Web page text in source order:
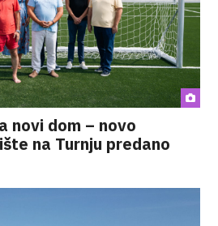
novi dom – novo
na Turnju predano